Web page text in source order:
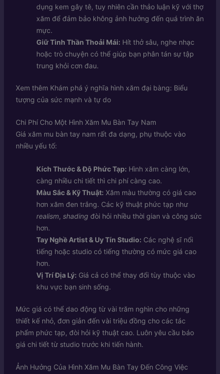
dụng kem gây tê, tuy nhiên cần thảo luận kỹ với thợ
xăm để đảm bảo không ảnh hưởng đến quá trình ăn
mực.
Giữ Tinh Thần Thoải Mái: Hít thở sâu, nghe nhạc
hoặc trò chuyện có thể giúp bạn phân tán sự tập
trung khỏi cơn đau.
Xem thêm Khám phá ý nghĩa hình xăm đại bàng: Biểu
tượng của sức mạnh và tự do
Chi Phí Cho Một Hình Xăm Mu Bàn Tay Nam
Giá xăm mu bàn tay nam rất đa dạng, phụ thuộc vào
nhiều yếu tố:
Kích Thước & Độ Phức Tạp: Hình xăm càng lớn,
càng nhiều chi tiết thì chi phí càng cao.
Màu Sắc & Kỹ Thuật: Xăm màu thường có giá cao
hơn xăm đen trắng. Các kỹ thuật phức tạp như
realism, shading đòi hỏi nhiều thời gian và công sức
hơn.
Tay Nghề Artist & Uy Tín Studio: Các nghệ sĩ nổi
tiếng hoặc studio có tiếng thường có mức giá cao
hơn.
Vị Trí Địa Lý: Giá cả có thể thay đổi tùy thuộc vào
khu vực bạn sinh sống.
Mức giá có thể dao động từ vài trăm nghìn cho những
thiết kế nhỏ, đơn giản đến vài triệu đồng cho các tác
phẩm phức tạp, đòi hỏi kỹ thuật cao. Luôn yêu cầu báo
giá chi tiết từ studio trước khi tiến hành.
Ảnh Hưởng Của Hình Xăm Mu Bàn Tay Đến Công Việc